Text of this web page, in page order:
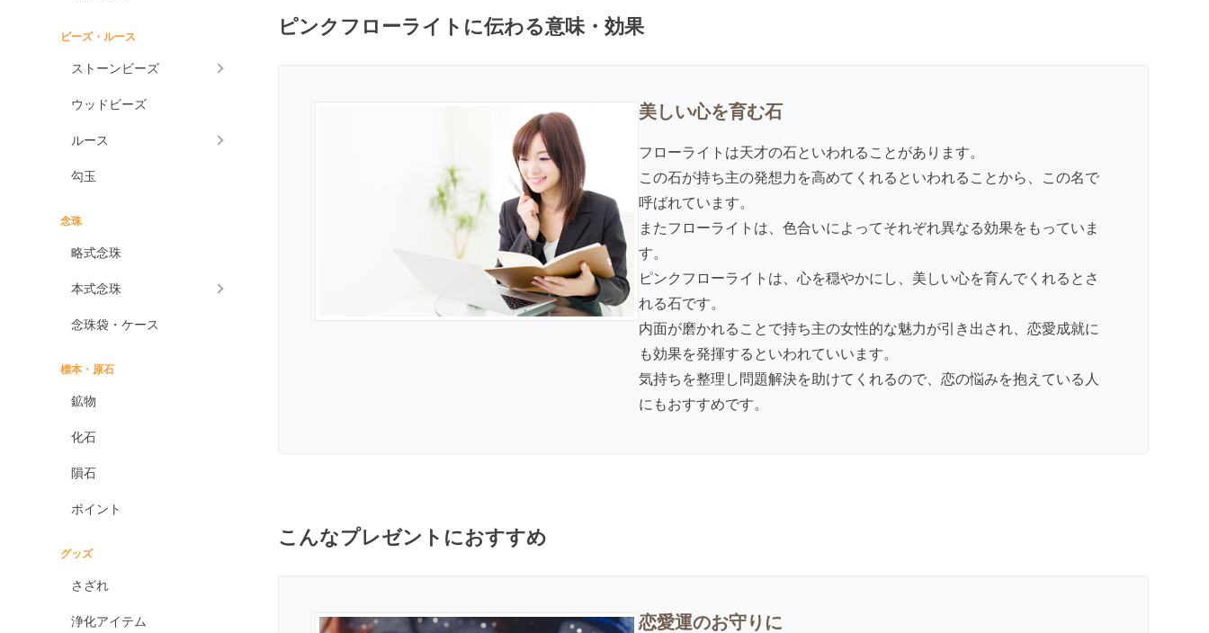
アンモライト
出雲石
一位
イーグルアイ
ヴァーダイト
オニキス各種
ブラックマトリックス
ドラゴンアイ
ビーズ・ルース
ストーンビーズ
ウッドビーズ
ルース
勾玉
念珠
略式念珠
本式念珠
念珠袋・ケース
標本・原石
鉱物
化石
隕石
ポイント
グッズ
さざれ
浄化アイテム
ピンクフローライトに伝わる意味・効果
美しい心を育む石
フローライトは天才の石といわれることがあります。
この石が持ち主の発想力を高めてくれるといわれることから、この名で
呼ばれています。
またフローライトは、色合いによってそれぞれ異なる効果をもっていま
す。
ピンクフローライトは、心を穏やかにし、美しい心を育んでくれるとさ
れる石です。
内面が磨かれることで持ち主の女性的な魅力が引き出され、恋愛成就に
も効果を発揮するといわれていいます。
気持ちを整理し問題解決を助けてくれるので、恋の悩みを抱えている人
にもおすすめです。
こんなプレゼントにおすすめ
恋愛運のお守りに